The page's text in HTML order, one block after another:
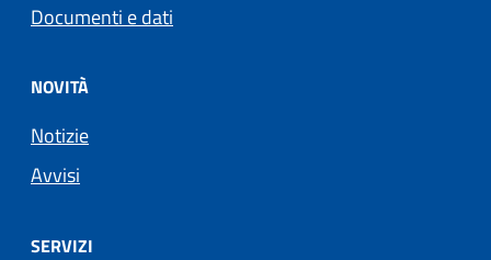
Documenti e dati
NOVITÀ
Notizie
Avvisi
SERVIZI